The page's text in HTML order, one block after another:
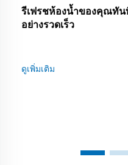
รีเฟรชห้องน้ำของคุณทัน
อย่างรวดเร็ว
ดูเพิ่มเติม